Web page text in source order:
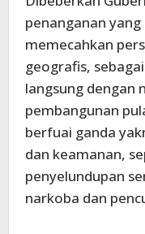
penanganan
memecahkan
geografis,
langsung dengan
pembangunan
berfuai ganda
dan keamanan,
penyelundupan
narkoba dan